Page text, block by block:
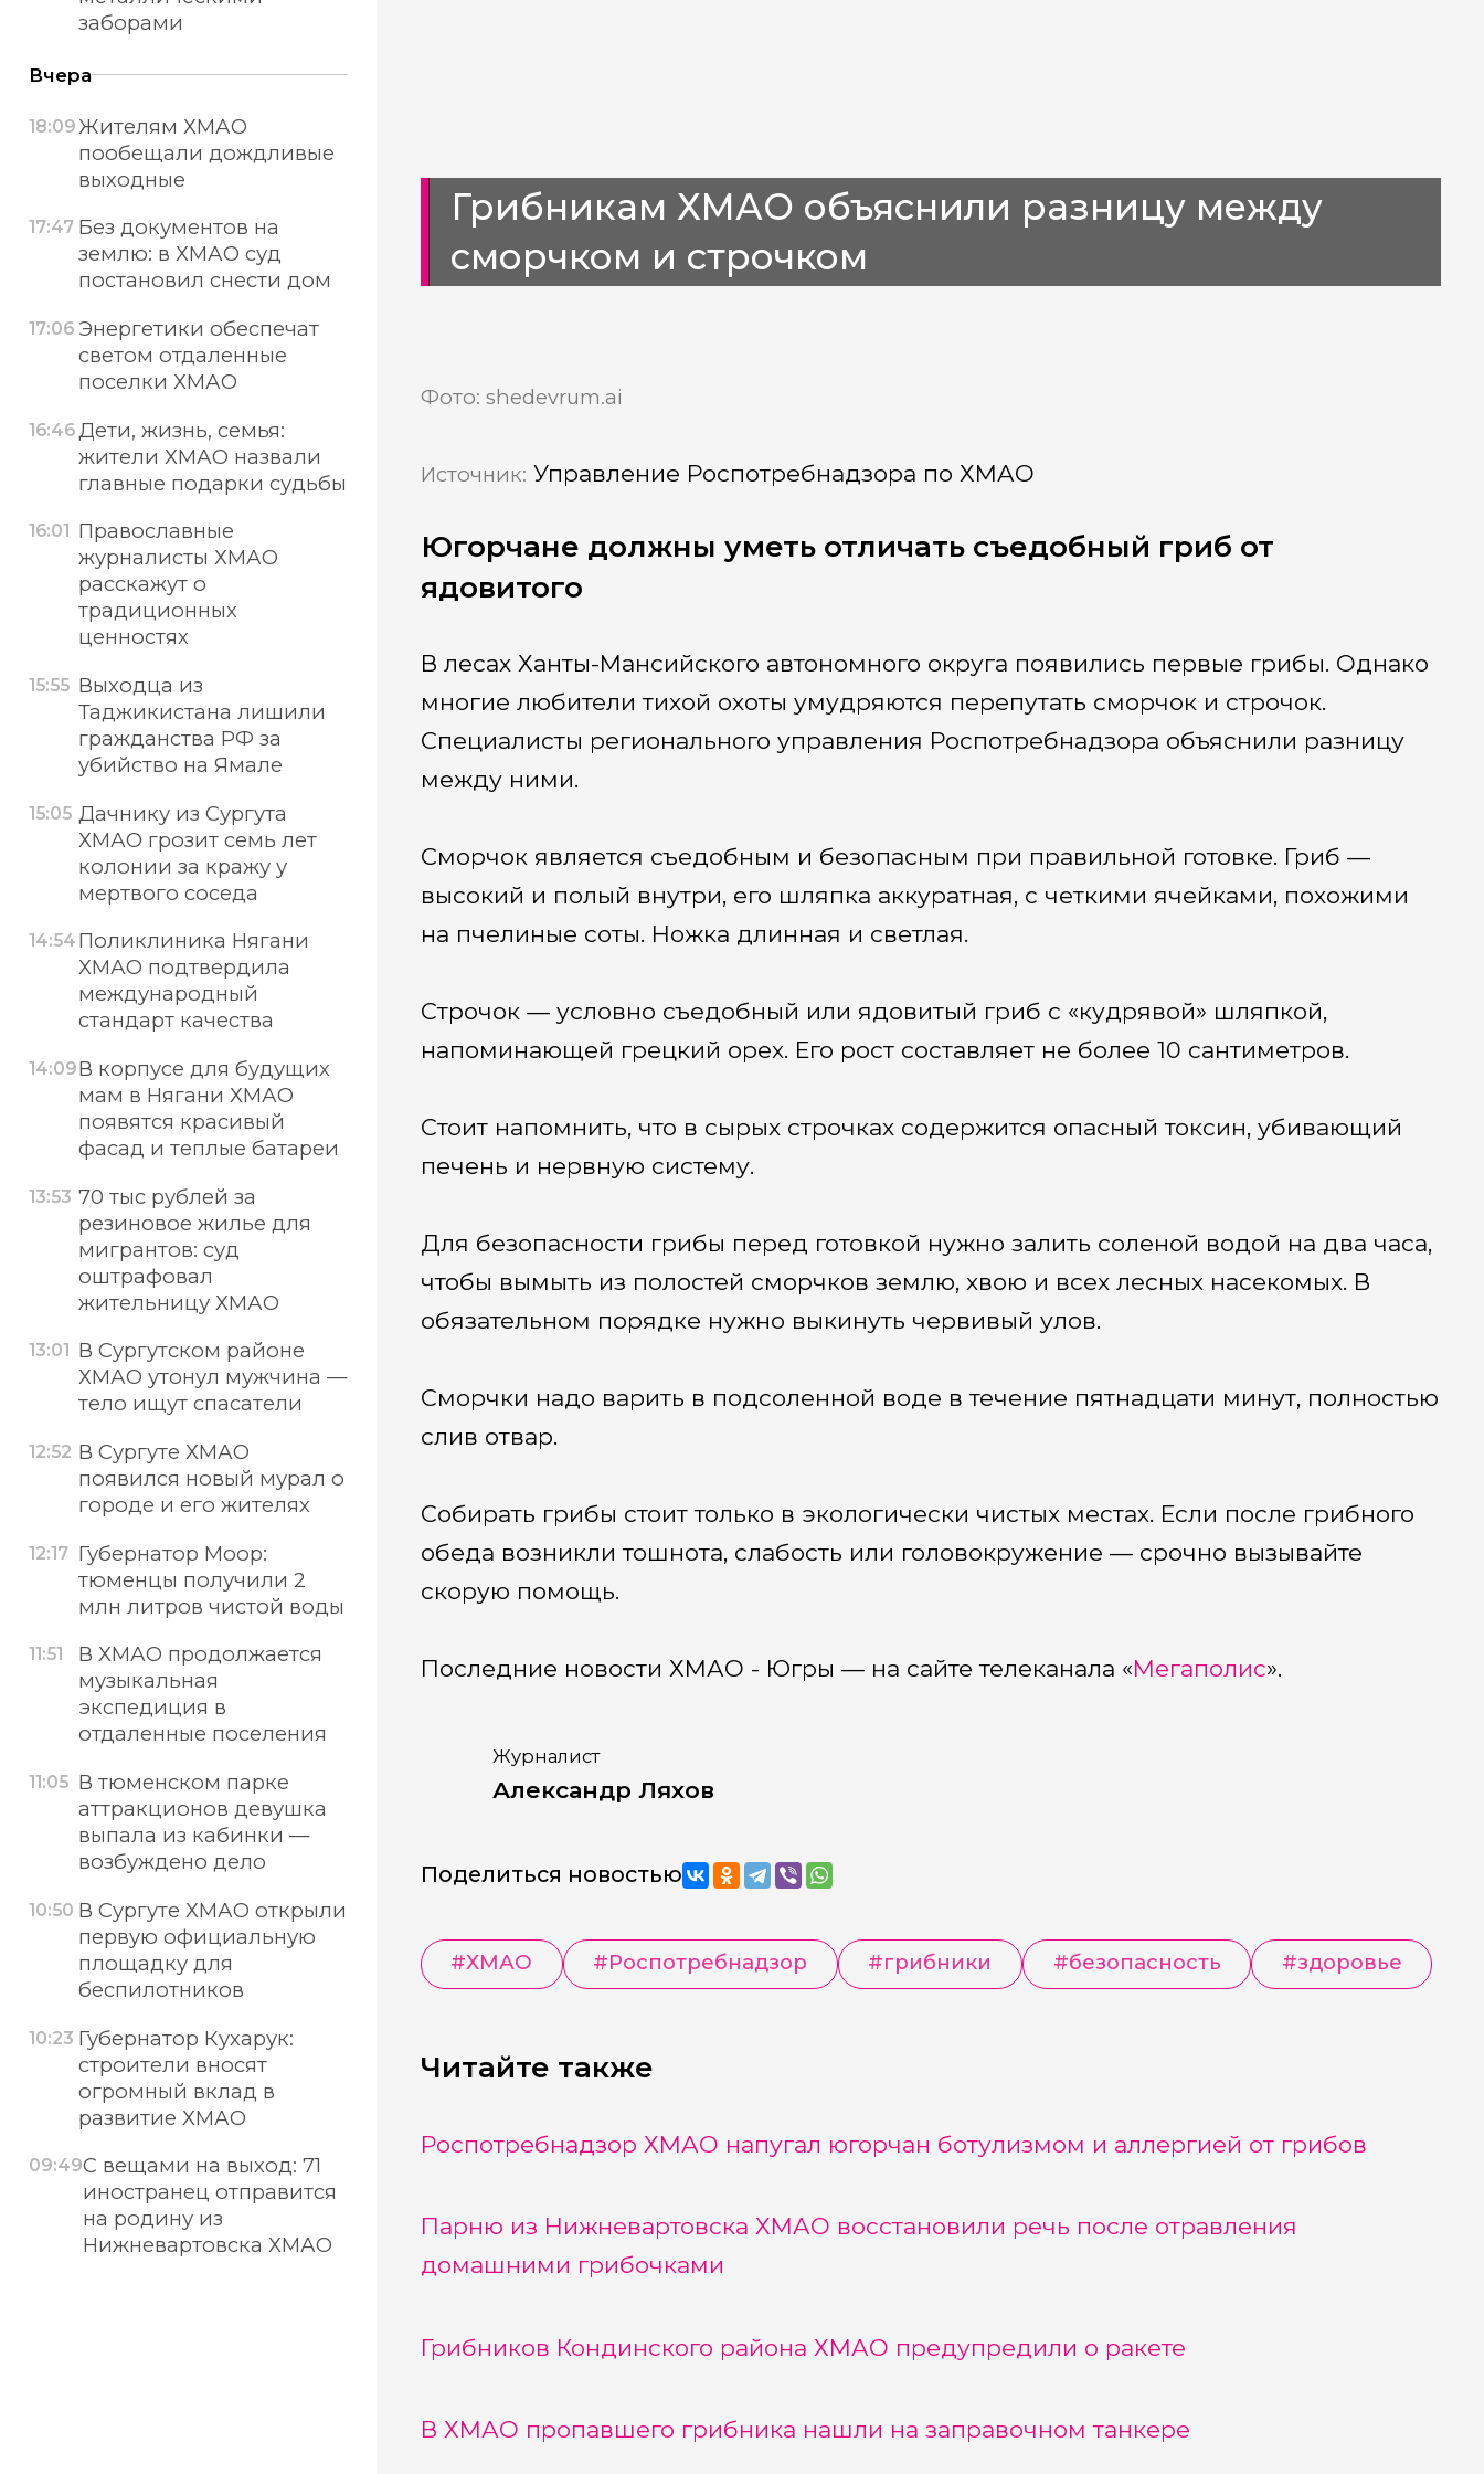
Грибникам ХМАО объяснили разницу между
сморчком и строчком
Фото: shedevrum.ai
Источник: Управление Роспотребнадзора по ХМАО
Югорчане должны уметь отличать съедобный гриб от
ядовитого
В лесах Ханты-Мансийского автономного округа появились первые грибы. Однако
многие любители тихой охоты умудряются перепутать сморчок и строчок.
Специалисты регионального управления Роспотребнадзора объяснили разницу
между ними.
Сморчок является съедобным и безопасным при правильной готовке. Гриб —
высокий и полый внутри, его шляпка аккуратная, с четкими ячейками, похожими
на пчелиные соты. Ножка длинная и светлая.
Строчок — условно съедобный или ядовитый гриб с «кудрявой» шляпкой,
напоминающей грецкий орех. Его рост составляет не более 10 сантиметров.
Стоит напомнить, что в сырых строчках содержится опасный токсин, убивающий
печень и нервную систему.
Для безопасности грибы перед готовкой нужно залить соленой водой на два часа,
чтобы вымыть из полостей сморчков землю, хвою и всех лесных насекомых. В
обязательном порядке нужно выкинуть червивый улов.
Сморчки надо варить в подсоленной воде в течение пятнадцати минут, полностью
слив отвар.
Собирать грибы стоит только в экологически чистых местах. Если после грибного
обеда возникли тошнота, слабость или головокружение — срочно вызывайте
скорую помощь.
Последние новости ХМАО - Югры — на сайте телеканала «Мегаполис».
Журналист
Александр Ляхов
Поделиться новостью
#ХМАО #Роспотребнадзор #грибники #безопасность #здоровье
Читайте также
Роспотребнадзор ХМАО напугал югорчан ботулизмом и аллергией от грибов
Парню из Нижневартовска ХМАО восстановили речь после отравления
домашними грибочками
Грибников Кондинского района ХМАО предупредили о ракете
В ХМАО пропавшего грибника нашли на заправочном танкере
заборами
Вчера
18:09 Жителям ХМАО
пообещали дождливые
выходные
17:47 Без документов на
землю: в ХМАО суд
постановил снести дом
17:06 Энергетики обеспечат
светом отдаленные
поселки ХМАО
16:46Дети, жизнь, семья:
жители ХМАО назвали
главные подарки судьбы
16:01
Православные
журналисты ХМАО
расскажут о
традиционных
ценностях
15:55 Выходца из
Таджикистана лишили
гражданства РФ за
убийство на Ямале
15:05 Дачнику из Сургута
ХМАО грозит семь лет
колонии за кражу у
мертвого соседа
14:54 Поликлиника Нягани
ХМАО подтвердила
международный
стандарт качества
14:09В корпусе для будущих
мам в Нягани ХМАО
появятся красивый
фасад и теплые батареи
13:53 70 тыс рублей за
резиновое жилье для
мигрантов: суд
оштрафовал
жительницу ХМАО
13:01
В Сургутском районе
ХМАО утонул мужчина —
тело ищут спасатели
12:52 В Сургуте ХМАО
появился новый мурал о
городе и его жителях
12:17 Губернатор Моор:
тюменцы получили 2
млн литров чистой воды
11:51
В ХМАО продолжается
музыкальная
экспедиция в
отдаленные поселения
11:05 В тюменском парке
аттракционов девушка
выпала из кабинки —
возбуждено дело
10:50 В Сургуте ХМАО открыли
первую официальную
площадку для
беспилотников
10:23 Губернатор Кухарук:
строители вносят
огромный вклад в
развитие ХМАО
09:49С вещами на выход: 71
иностранец отправится
на родину из
Нижневартовска ХМАО